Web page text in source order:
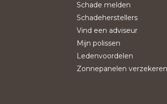
Schade melden
Schadeherstellers
Vind een adviseur
Mijn polissen
Ledenvoordelen
Zonnepanelen verzekeren